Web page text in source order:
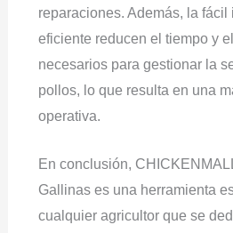
reparaciones. Además, la
eficiente reducen el tiempo y
necesarios para gestionar la
pollos, lo que resulta en una
operativa.
En conclusión,
Gallinas es una herramienta
cualquier agricultor que se